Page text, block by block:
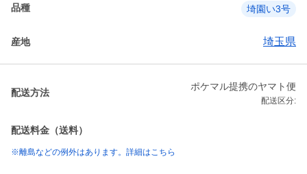
品種 埼園い3号
産地 埼玉県
配送方法
ポケマル提携のヤマト便
配送区分:
配送料金（送料）
※離島などの例外はあります。詳細はこちら